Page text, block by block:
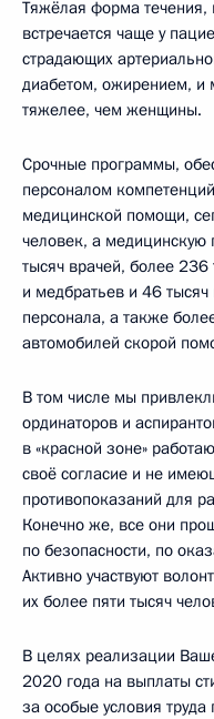
Тяжёлая форма
встречается чаще у
страдающих
диабетом, ожирением, и
тяжелее, чем женщины.
Срочные программы,
персоналом
медицинской помощи,
человек, а
тысяч врачей, более
и медбратьев и 46
персонала, а также
автомобилей скорой
В том числе мы
ординаторов и
в «красной зоне»
своё согласие и не
противопоказаний для
Конечно же, все они
по безопасности, по
Активно участвуют
их более пяти тысяч
В целях реализации
2020 года на выплаты
за особые условия